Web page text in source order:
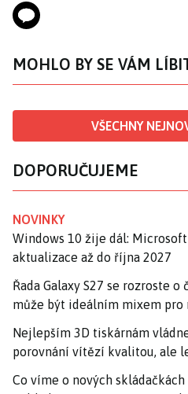
MOHLO BY SE VÁM
VŠECHNY
DOPORUČUJEME
NOVINKY
Windows 10 žije dál:
aktualizace až do října 2027
Řada Galaxy S27 se rozroste
může být ideálním mixem pro
Nejlepším 3D tiskárnám
porovnání vítězí kvalitou, ale
Co víme o nových skládačkách